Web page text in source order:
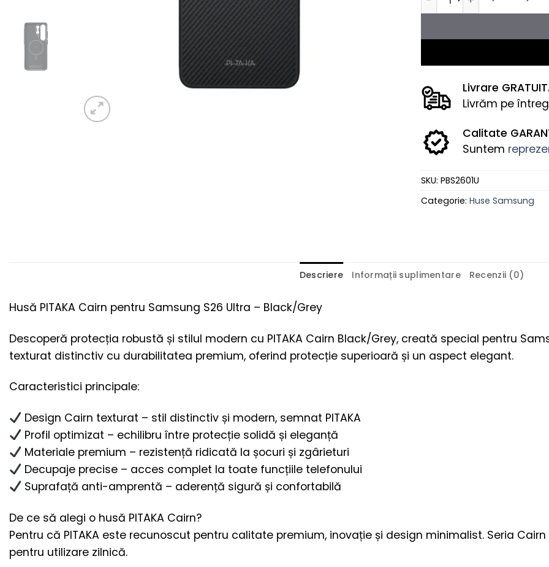
Livrare
Livrăm pe
Calitate
Suntem
SKU: PBS2601U
Categorie: Huse Samsung
Descriere Informații suplimentare Recenzii (0)
Husă PITAKA Cairn pentru Samsung S26 Ultra – Black/Grey
Descoperă protecția robustă și stilul modern cu PITAKA Cairn Black/Grey, creată special pentru
texturat distinctiv cu durabilitatea premium, oferind protecție superioară și un aspect elegant.
Caracteristici principale:
Design Cairn texturat – stil distinctiv și modern, semnat PITAKA
Profil optimizat – echilibru între protecție solidă și eleganță
Materiale premium – rezistență ridicată la șocuri și zgârieturi
Decupaje precise – acces complet la toate funcțiile telefonului
Suprafață anti-amprentă – aderență sigură și confortabilă
De ce să alegi o husă PITAKA Cairn?
Pentru că PITAKA este recunoscut pentru calitate premium, inovație și design minimalist. Seria
pentru utilizare zilnică.